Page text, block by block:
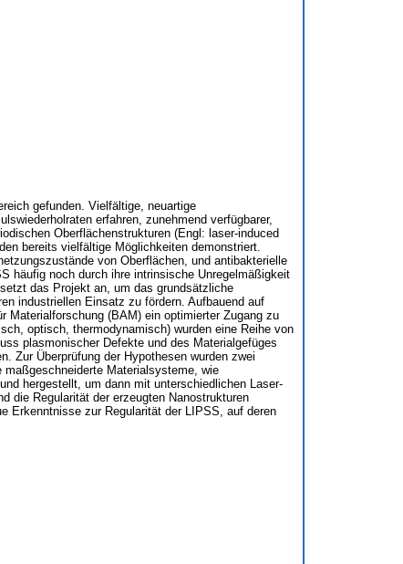
gefunden. Vielfältige, neuartige
erfahren, zunehmend verfügbarer,
Oberflächenstrukturen (Engl: laser-induced
bereits vielfältige Möglichkeiten demonstriert.
von Oberflächen, und antibakterielle
häufig noch durch ihre intrinsische Unregelmäßigkeit
das Projekt an, um das grundsätzliche
industriellen Einsatz zu fördern. Aufbauend auf
Materialforschung (BAM) ein optimierter Zugang zu
optisch, thermodynamisch) wurden eine Reihe von
plasmonischer Defekte und des Materialgefüges
Zur Überprüfung der Hypothesen wurden zwei
Materialsysteme, wie
hergestellt, um dann mit unterschiedlichen Laser-
die Regularität der erzeugten Nanostrukturen
Erkenntnisse zur Regularität der LIPSS, auf deren